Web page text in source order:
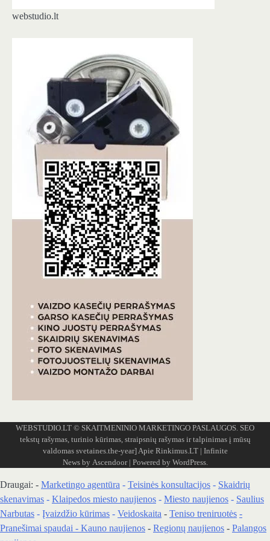
webstudio.lt
WEBSTUDIO.LT © SKAITMENINIO MARKETINGO PASLAUGOS. SEO
tekstų rašymas, turinio kūrimas, straipsnių rašymas ir talpinimas į mūsų
valdomas svetaines.the-year]Apie Rinkimus.LT| Infinite
News by Ascendoor| Powered by WordPress.
Draugai: - Marketingo agentūra - Teisinės konsultacijos - Skaidrių
skenavimas - Klaipedos miesto naujienos - Miesto naujienos - Saulius
Narbutas - Įvaizdžio kūrimas - Veidoskaita - Teniso treniruotės -
Pranešimai spaudai - Kauno naujienos - Regionų naujienos - Palangos